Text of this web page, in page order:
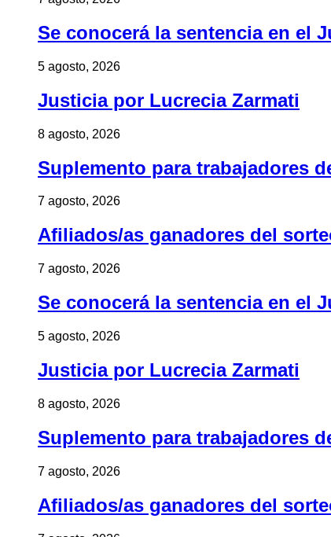
Se conocerá la sentencia en el
5 agosto, 2026
Justicia por Lucrecia Zarmati
8 agosto, 2026
Suplemento para trabajadores
7 agosto, 2026
Afiliados/as ganadores del
7 agosto, 2026
Se conocerá la sentencia en el
5 agosto, 2026
Justicia por Lucrecia Zarmati
8 agosto, 2026
Suplemento para trabajadores
7 agosto, 2026
Afiliados/as ganadores del